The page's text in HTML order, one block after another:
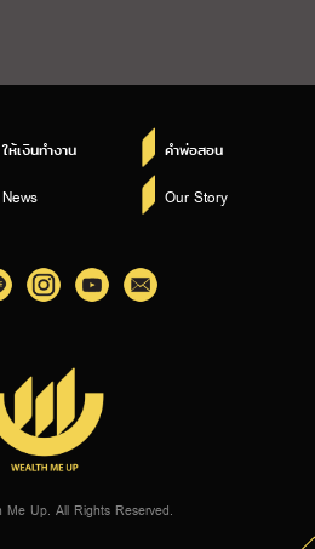
ให้เงินทำงาน คำพ่อสอน
News Our Story
Up. All Rights Reserved.